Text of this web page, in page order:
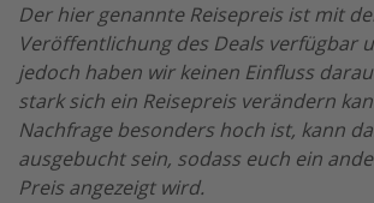
Der hier genannte Reisepreis ist mit
Veröffentlichung des Deals verfügbar
jedoch haben wir keinen Einfluss
stark sich ein Reisepreis verändern
Nachfrage besonders hoch ist, kann
ausgebucht sein, sodass euch ein
Preis angezeigt wird.